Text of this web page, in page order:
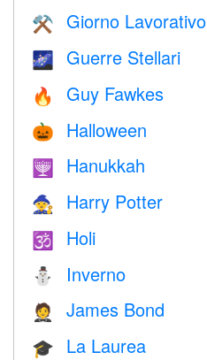
⚒️ Giorno Lavorativo
🌌 Guerre Stellari
🔥 Guy Fawkes
🎃 Halloween
🕎 Hanukkah
🧙 Harry Potter
🕉 Holi
⛄ Inverno
🤵 James Bond
🎓 La Laurea